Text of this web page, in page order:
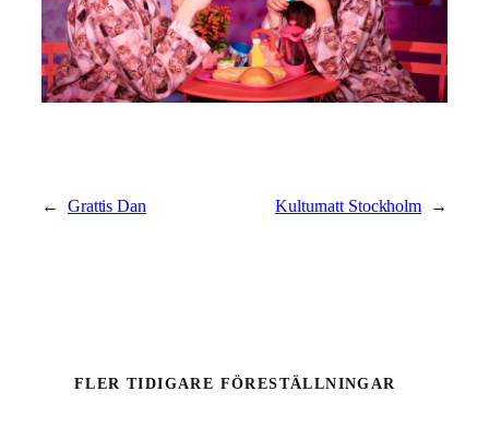
← Grattis Dan Kulturnatt Stockholm →
FLER TIDIGARE FÖRESTÄLLNINGAR